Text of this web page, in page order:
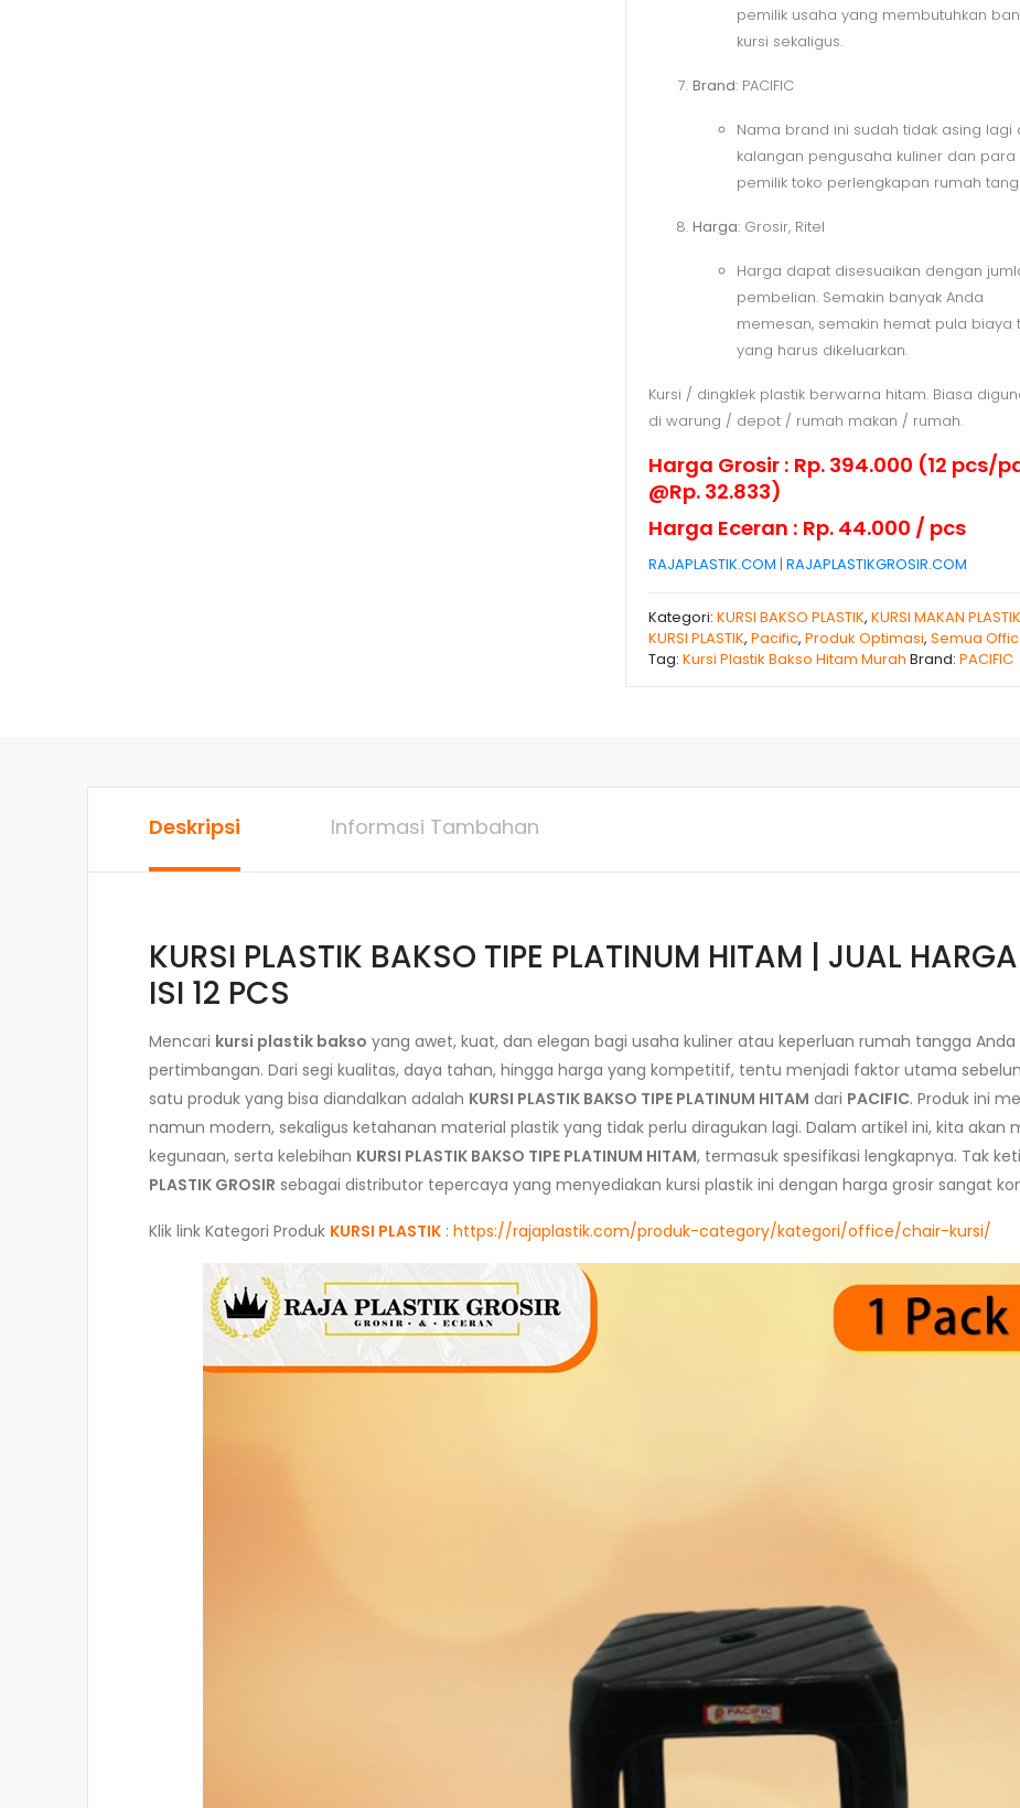
pemilik usaha yang membutuhkan
kursi sekaligus.
Brand: PACIFIC
Nama brand ini sudah tidak asing lagi
kalangan pengusaha kuliner dan para
pemilik toko perlengkapan rumah
Harga: Grosir, Ritel
Harga dapat disesuaikan dengan
pembelian. Semakin banyak Anda
memesan, semakin hemat pula biaya
yang harus dikeluarkan.
Kursi / dingklek plastik berwarna hitam. Biasa
di warung / depot / rumah makan / rumah.
Harga Grosir : Rp. 394.000 (12 pcs/
@Rp. 32.833)
Harga Eceran : Rp. 44.000 / pcs
RAJAPLASTIK.COM | RAJAPLASTIKGROSIR.COM
Kategori: KURSI BAKSO PLASTIK, KURSI MAKAN PLASTIK
KURSI PLASTIK, Pacific, Produk Optimasi, Semua
Tag: Kursi Plastik Bakso Hitam Murah Brand: PACIFIC
Deskripsi Informasi Tambahan
KURSI PLASTIK BAKSO TIPE PLATINUM HITAM | JUAL
ISI 12 PCS
Mencari kursi plastik bakso yang awet, kuat, dan elegan bagi usaha kuliner atau keperluan rumah tangga
pertimbangan. Dari segi kualitas, daya tahan, hingga harga yang kompetitif, tentu menjadi faktor utama
satu produk yang bisa diandalkan adalah KURSI PLASTIK BAKSO TIPE PLATINUM HITAM dari PACIFIC. Produk ini
namun modern, sekaligus ketahanan material plastik yang tidak perlu diragukan lagi. Dalam artikel ini, kita
kegunaan, serta kelebihan KURSI PLASTIK BAKSO TIPE PLATINUM HITAM, termasuk spesifikasi lengkapnya. Tak
PLASTIK GROSIR sebagai distributor tepercaya yang menyediakan kursi plastik ini dengan harga grosir sangat
Klik link Kategori Produk KURSI PLASTIK : https://rajaplastik.com/produk-category/kategori/office/chair-kursi/